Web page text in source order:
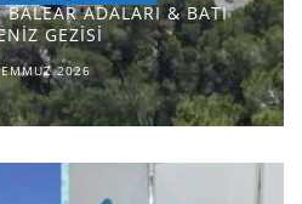
BALEAR ADALARI & BATI
GEZİSİ
2026